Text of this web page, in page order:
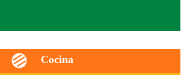
Cocina